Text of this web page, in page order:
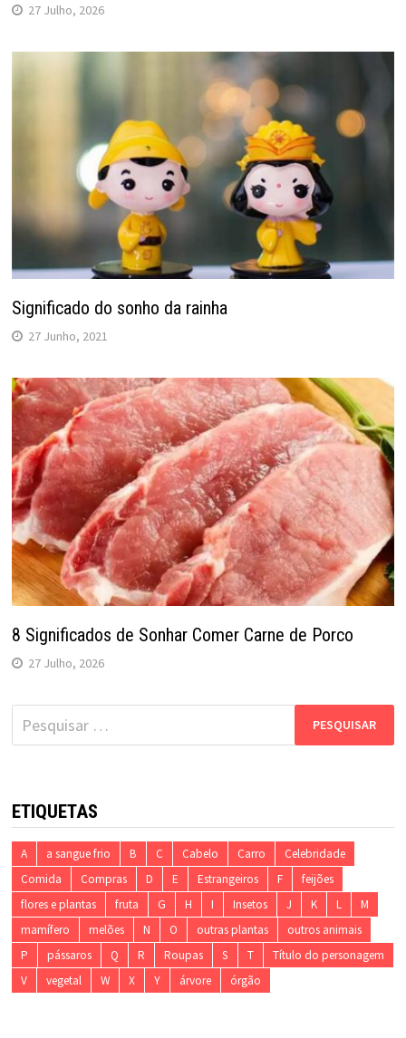
27 Julho, 2026
Significado do sonho da rainha
27 Junho, 2021
8 Significados de Sonhar Comer Carne de Porco
27 Julho, 2026
Pesquisar
por:
ETIQUETAS
A a sangue frio B C Cabelo Carro
Celebridade
Comida
Compras D E Estrangeiros F
feijões
flores e plantas
fruta G H I Insetos J K L
M
mamífero
melões N O outras plantas
outros animais
P
pássaros Q R Roupas S T
Título do personagem
V
vegetal W X Y árvore órgão